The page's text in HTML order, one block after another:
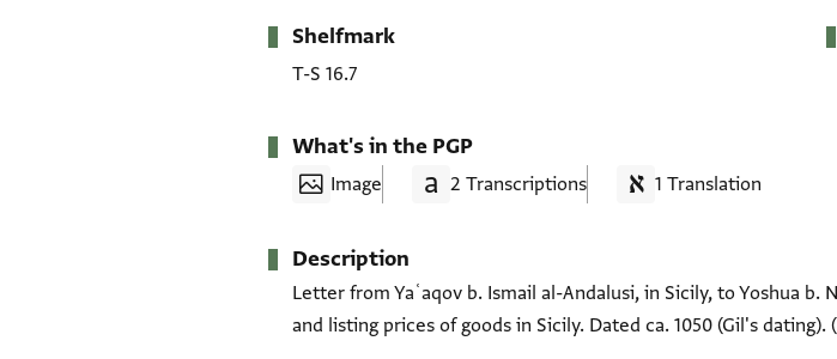
Metadata
Shelfmark
T-S 16.7
What's in the PGP
Image 2 Transcriptions 1 Translation
Description
Letter from Yaʿaqov b. Ismail al-Andalusi, in Sicily, to Yoshua
and listing prices of goods in Sicily. Dated ca. 1050 (Gil's